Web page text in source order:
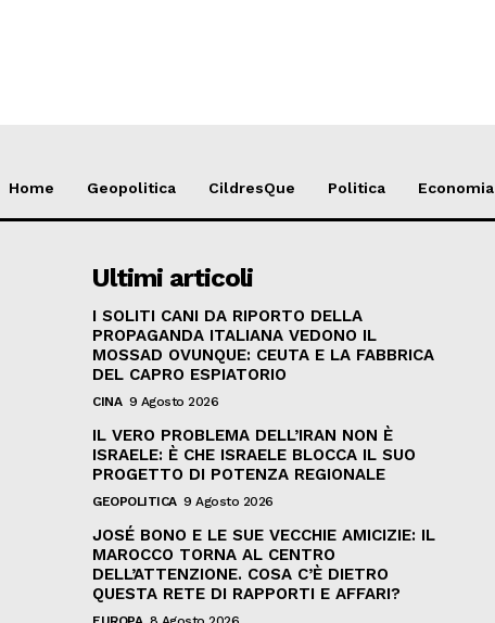
Home Geopolitica CildresQue Politica Economia
Ultimi articoli
I SOLITI CANI DA RIPORTO DELLA
PROPAGANDA ITALIANA VEDONO IL
MOSSAD OVUNQUE: CEUTA E LA FABBRICA
DEL CAPRO ESPIATORIO
CINA 9 Agosto 2026
IL VERO PROBLEMA DELL’IRAN NON È
ISRAELE: È CHE ISRAELE BLOCCA IL SUO
PROGETTO DI POTENZA REGIONALE
GEOPOLITICA 9 Agosto 2026
JOSÉ BONO E LE SUE VECCHIE AMICIZIE: IL
MAROCCO TORNA AL CENTRO
DELL’ATTENZIONE. COSA C’È DIETRO
QUESTA RETE DI RAPPORTI E AFFARI?